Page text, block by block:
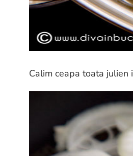
Calim ceapa toata julien